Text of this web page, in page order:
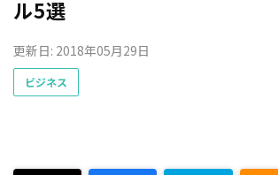
ル5選
更新日: 2018年05月29日
ビジネス